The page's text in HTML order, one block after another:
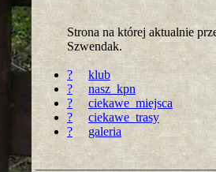
Strona na której aktualnie
Szwendak.
?
klub
?
nasz_kpn
?
ciekawe_miejsca
?
ciekawe_trasy
?
galeria